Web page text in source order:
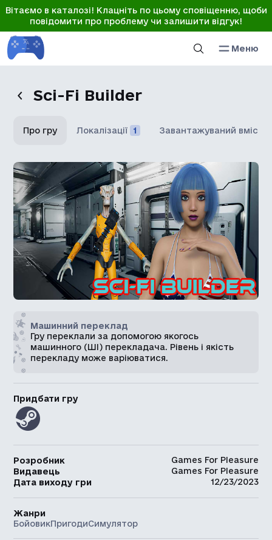
Вітаємо в каталозі! Клацніть по цьому сповіщенню, щоби
повідомити про проблему чи залишити відгук!
Меню
Sci-Fi Builder
Про гру Локалізації 1 Завантажуваний вміст
Машинний переклад
Гру переклали за допомогою якогось
машинного (ШІ) перекладача. Рівень і якість
перекладу може варіюватися.
Придбати гру
Розробник
Games For Pleasure
Видавець
Games For Pleasure
Дата виходу гри
12/23/2023
Жанри
БойовикПригодиСимулятор